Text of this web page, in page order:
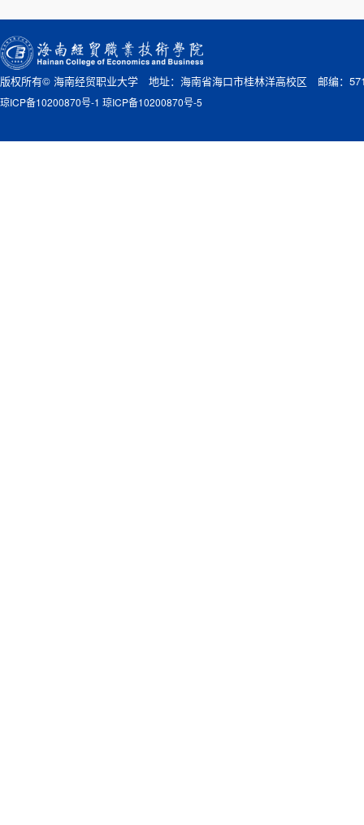
版权所有© 海南经贸职业大学 地址：海南省海口市桂林洋高校区 邮编：
琼ICP备10200870号-1 琼ICP备10200870号-5